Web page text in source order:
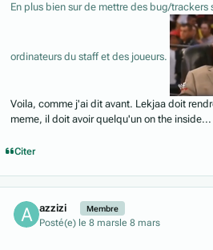
En plus bien sur de mettre des bug/trackers
ordinateurs du staff et des joueurs.
Voila, comme j'ai dit avant. Lekjaa doit
meme, il doit avoir quelqu'un on the inside...
Citer
azzizi Membre
Posté(e) le 8 marsle 8 mars